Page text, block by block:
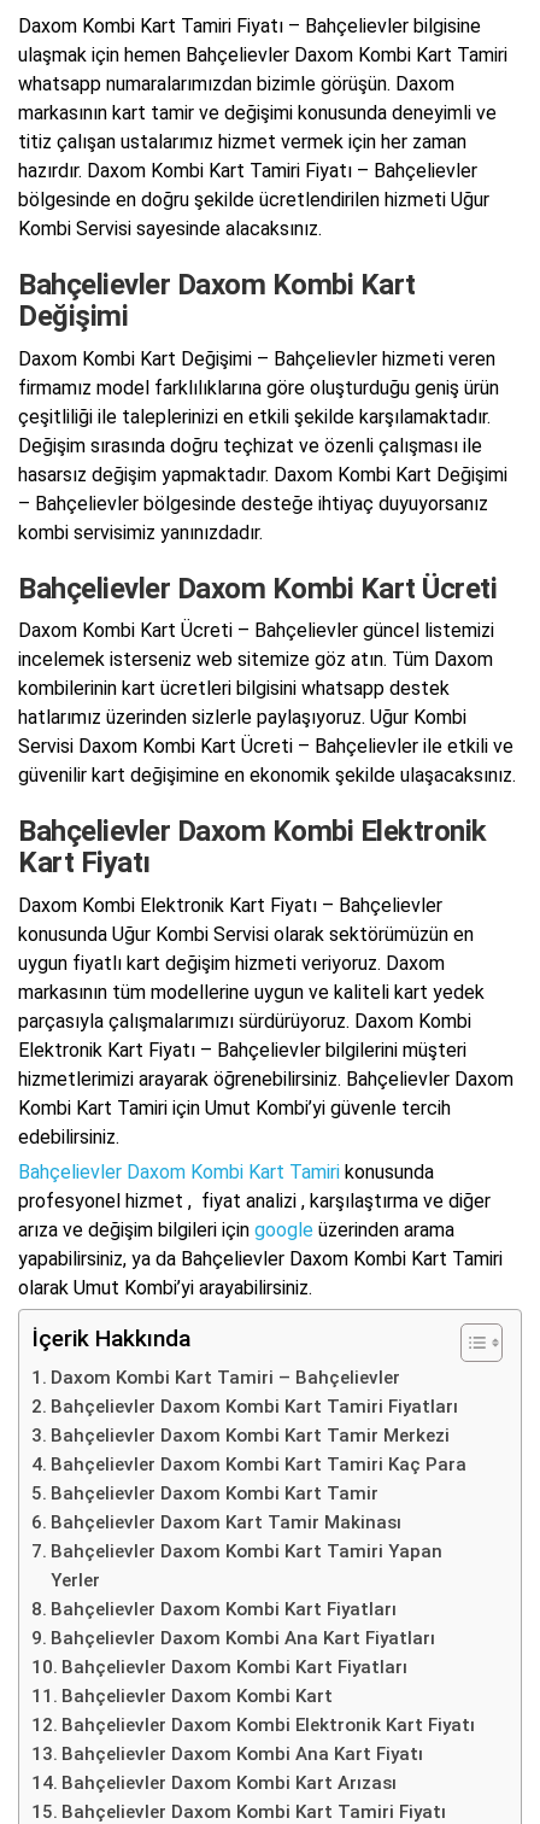
Daxom Kombi Kart Tamiri Fiyatı – Bahçelievler bilgisine
ulaşmak için hemen Bahçelievler Daxom Kombi Kart Tamiri
whatsapp numaralarımızdan bizimle görüşün. Daxom
markasının kart tamir ve değişimi konusunda deneyimli ve
titiz çalışan ustalarımız hizmet vermek için her zaman
hazırdır. Daxom Kombi Kart Tamiri Fiyatı – Bahçelievler
bölgesinde en doğru şekilde ücretlendirilen hizmeti Uğur
Kombi Servisi sayesinde alacaksınız.
Bahçelievler Daxom Kombi Kart
Değişimi
Daxom Kombi Kart Değişimi – Bahçelievler hizmeti veren
firmamız model farklılıklarına göre oluşturduğu geniş ürün
çeşitliliği ile taleplerinizi en etkili şekilde karşılamaktadır.
Değişim sırasında doğru teçhizat ve özenli çalışması ile
hasarsız değişim yapmaktadır. Daxom Kombi Kart Değişimi
– Bahçelievler bölgesinde desteğe ihtiyaç duyuyorsanız
kombi servisimiz yanınızdadır.
Bahçelievler Daxom Kombi Kart Ücreti
Daxom Kombi Kart Ücreti – Bahçelievler güncel listemizi
incelemek isterseniz web sitemize göz atın. Tüm Daxom
kombilerinin kart ücretleri bilgisini whatsapp destek
hatlarımız üzerinden sizlerle paylaşıyoruz. Uğur Kombi
Servisi Daxom Kombi Kart Ücreti – Bahçelievler ile etkili ve
güvenilir kart değişimine en ekonomik şekilde ulaşacaksınız.
Bahçelievler Daxom Kombi Elektronik
Kart Fiyatı
Daxom Kombi Elektronik Kart Fiyatı – Bahçelievler
konusunda Uğur Kombi Servisi olarak sektörümüzün en
uygun fiyatlı kart değişim hizmeti veriyoruz. Daxom
markasının tüm modellerine uygun ve kaliteli kart yedek
parçasıyla çalışmalarımızı sürdürüyoruz. Daxom Kombi
Elektronik Kart Fiyatı – Bahçelievler bilgilerini müşteri
hizmetlerimizi arayarak öğrenebilirsiniz. Bahçelievler Daxom
Kombi Kart Tamiri için Umut Kombi’yi güvenle tercih
edebilirsiniz.
Bahçelievler Daxom Kombi Kart Tamiri konusunda
profesyonel hizmet , fiyat analizi , karşılaştırma ve diğer
arıza ve değişim bilgileri için google üzerinden arama
yapabilirsiniz, ya da Bahçelievler Daxom Kombi Kart Tamiri
olarak Umut Kombi’yi arayabilirsiniz.
İçerik Hakkında
Daxom Kombi Kart Tamiri – Bahçelievler
Bahçelievler Daxom Kombi Kart Tamiri Fiyatları
Bahçelievler Daxom Kombi Kart Tamir Merkezi
Bahçelievler Daxom Kombi Kart Tamiri Kaç Para
Bahçelievler Daxom Kombi Kart Tamir
Bahçelievler Daxom Kart Tamir Makinası
Bahçelievler Daxom Kombi Kart Tamiri Yapan
Yerler
Bahçelievler Daxom Kombi Kart Fiyatları
Bahçelievler Daxom Kombi Ana Kart Fiyatları
Bahçelievler Daxom Kombi Kart Fiyatları
Bahçelievler Daxom Kombi Kart
Bahçelievler Daxom Kombi Elektronik Kart Fiyatı
Bahçelievler Daxom Kombi Ana Kart Fiyatı
Bahçelievler Daxom Kombi Kart Arızası
Bahçelievler Daxom Kombi Kart Tamiri Fiyatı